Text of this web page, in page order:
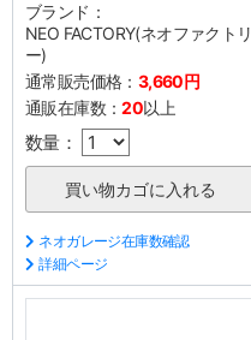
ブランド：
NEO FACTORY(ネオファクトリ
ー)
通常販売価格： 3,660円
通販在庫数：20以上
数量：
ネオガレージ在庫数確認
詳細ページ